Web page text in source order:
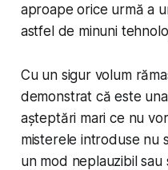
aproape orice urmă a
astfel de minuni
Cu un sigur volum
demonstrat că este
așteptări mari ce nu
misterele introduse nu
un mod neplauzibil sau